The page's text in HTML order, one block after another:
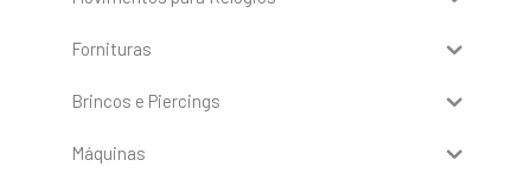
Fornituras
Brincos e Piercings
Máquinas